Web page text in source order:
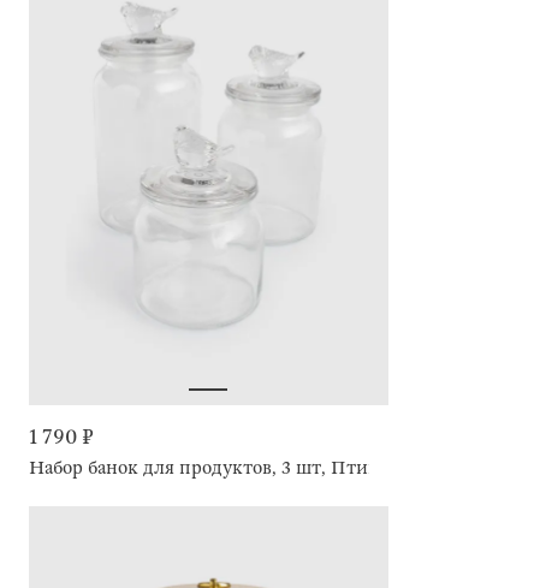
1 790 ₽
Набор банок для продуктов, 3 шт, Птица, Birds